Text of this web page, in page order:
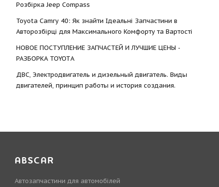
Розбірка Jeep Compass
Toyota Camry 40: Як знайти Ідеальні Запчастини в
Авторозбірці для Максимального Комфорту та Вартості
НОВОЕ ПОСТУПЛЕНИЕ ЗАПЧАСТЕЙ И ЛУЧШИЕ ЦЕНЫ -
РАЗБОРКА TOYOTА
ДВС, Электродвигатель и дизельный двигатель. Виды
двигателей, принцип работы и история создания.
ABSCAR
Автозапчастини для автомобілей